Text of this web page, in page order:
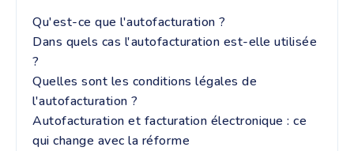
Qu'est-ce que l'autofacturation ?
Dans quels cas l'autofacturation est-elle utilisée
?
Quelles sont les conditions légales de
l'autofacturation ?
Autofacturation et facturation électronique : ce
qui change avec la réforme